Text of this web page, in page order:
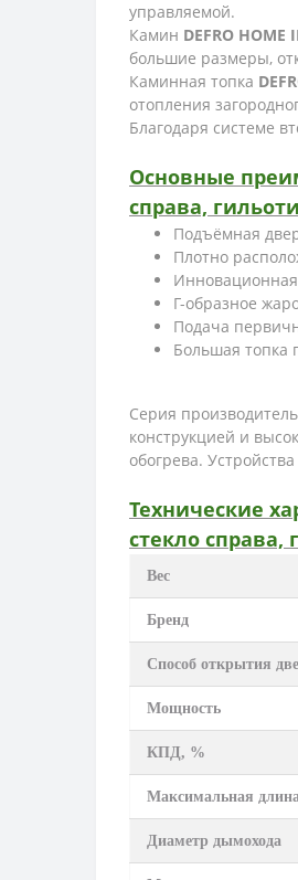
управляемой.
Камин DEFRO HOME
большие размеры,
Каминная топка
отопления
Благодаря системе
Основные
справа,
Подъёмная
Плотно
Г-образное
Подача
Большая топка
Серия
конструкцией и
обогрева.
Технические
стекло справа,
Вес
Бренд
Способ открытия
Мощность
КПД, %
Максимальная
Диаметр дымохода